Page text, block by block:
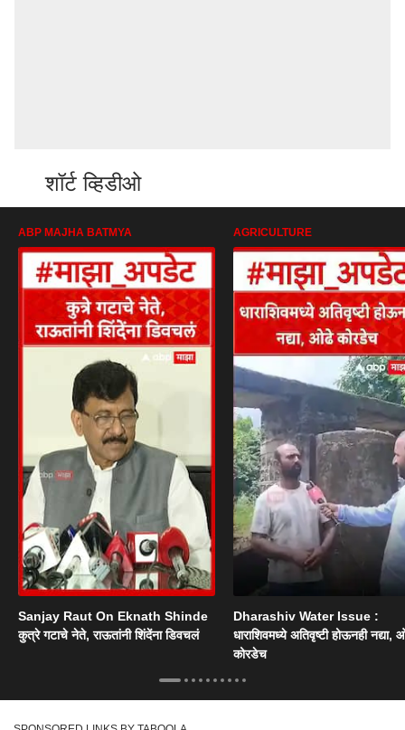
शॉर्ट व्हिडीओ
ABP MAJHA BATMYA
Sanjay Raut On Eknath Shinde
कुत्रे गटाचे नेते, राऊतांनी शिंदेंना डिवचलं
AGRICULTURE
Dharashiv Water Issue :
धाराशिवमध्ये अतिवृष्टी होऊनही नद्या,
कोरडेच